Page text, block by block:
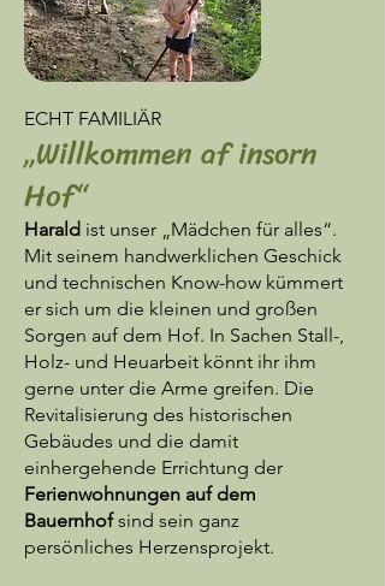
ECHT FAMILIÄR
„Willkommen af insorn
Hof“
Harald ist unser „Mädchen für alles“.
Mit seinem handwerklichen Geschick
und technischen Know-how kümmert
er sich um die kleinen und großen
Sorgen auf dem Hof. In Sachen Stall-,
Holz- und Heuarbeit könnt ihr ihm
gerne unter die Arme greifen. Die
Revitalisierung des historischen
Gebäudes und die damit
einhergehende Errichtung der
Ferienwohnungen auf dem
Bauernhofsind sein ganz
persönliches Herzensprojekt.